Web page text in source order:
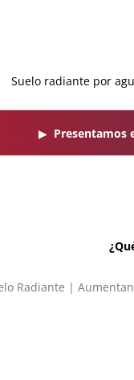
Suelo radiante por
▶ Presentamos
Radiante |